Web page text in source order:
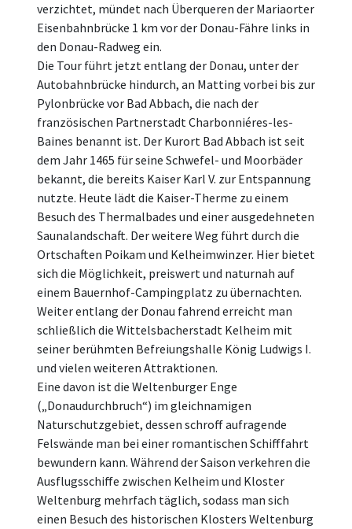
verzichtet, mündet nach Überqueren der Mariaorter
Eisenbahnbrücke 1 km vor der Donau-Fähre links in
den Donau-Radweg ein.
Die Tour führt jetzt entlang der Donau, unter der
Autobahnbrücke hindurch, an Matting vorbei bis zur
Pylonbrücke vor Bad Abbach, die nach der
französischen Partnerstadt Charbonniéres-les-
Baines benannt ist. Der Kurort Bad Abbach ist seit
dem Jahr 1465 für seine Schwefel- und Moorbäder
bekannt, die bereits Kaiser Karl V. zur Entspannung
nutzte. Heute lädt die Kaiser-Therme zu einem
Besuch des Thermalbades und einer ausgedehneten
Saunalandschaft. Der weitere Weg führt durch die
Ortschaften Poikam und Kelheimwinzer. Hier bietet
sich die Möglichkeit, preiswert und naturnah auf
einem Bauernhof-Campingplatz zu übernachten.
Weiter entlang der Donau fahrend erreicht man
schließlich die Wittelsbacherstadt Kelheim mit
seiner berühmten Befreiungshalle König Ludwigs I.
und vielen weiteren Attraktionen.
Eine davon ist die Weltenburger Enge
(„Donaudurchbruch“) im gleichnamigen
Naturschutzgebiet, dessen schroff aufragende
Felswände man bei einer romantischen Schifffahrt
bewundern kann. Während der Saison verkehren die
Ausflugsschiffe zwischen Kelheim und Kloster
Weltenburg mehrfach täglich, sodass man sich
einen Besuch des historischen Klosters Weltenburg